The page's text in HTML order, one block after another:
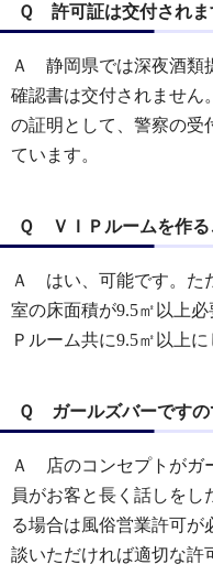
Ｑ 許可証は交付されま
Ａ 静岡県では深夜酒類
確認書は交付されません
の証明として、警察の受
ています。
Ｑ ＶＩＰルームを作る
Ａ はい、可能です。た
室の床面積が9.5㎡以上
Ｐルーム共に9.5㎡以上に
Ｑ ガールズバーですの
Ａ 店のコンセプトがガ
員がお客と長く話しを
る場合は風俗営業許可が
談いただければ適切な許